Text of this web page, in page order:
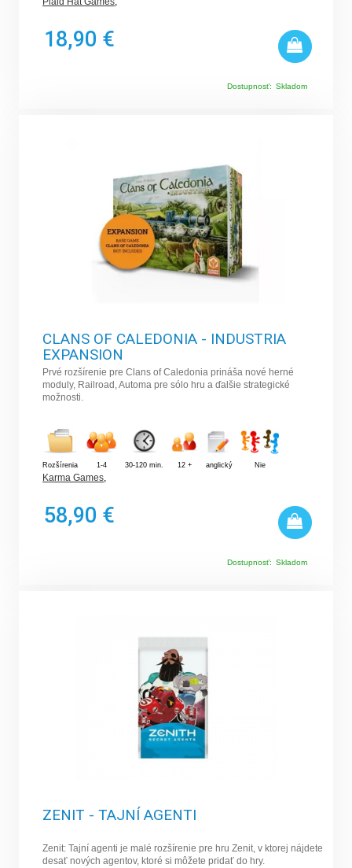
18,90 €
Dostupnosť: Skladom
CLANS OF CALEDONIA - INDUSTRIA
EXPANSION
Prvé rozšírenie pre Clans of Caledonia prináša nové herné
moduly, Railroad, Automa pre sólo hru a ďalšie strategické
možnosti.
Rozšírenia 1-4 30-120 min. 12 + anglický Nie
Karma Games
58,90 €
Dostupnosť: Skladom
ZENIT - TAJNÍ AGENTI
Zenit: Tajní agenti je malé rozšírenie pre hru Zenit, v ktorej nájdete
desať nových agentov, ktoré si môžete pridať do hry.